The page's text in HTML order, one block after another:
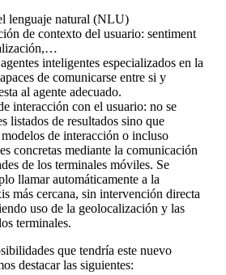
lenguaje natural (NLU)
de contexto del usuario: sentiment
inteligentes especializados en la
de comunicarse entre si y
al agente adecuado.
interacción con el usuario: no se
listados de resultados sino que
de interacción o incluso
concretas mediante la comunicación
de los terminales móviles. Se
llamar automáticamente a la
más cercana, sin intervención directa
uso de la geolocalización y las
terminales.
que tendría este nuevo
destacar las siguientes: